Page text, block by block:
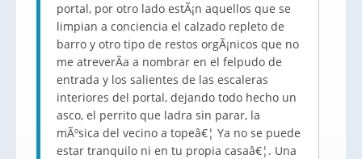
portal, por otro lado estÃ¡n aquellos que se
limpian a conciencia el calzado repleto de
barro y otro tipo de restos orgÃ¡nicos que no
me atreverÃ­a a nombrar en el felpudo de
entrada y los salientes de las escaleras
interiores del portal, dejando todo hecho un
asco, el perrito que ladra sin parar, la
mÃºsica del vecino a topeâ€¦ Ya no se puede
estar tranquilo ni en tu propia casaâ€¦. Una